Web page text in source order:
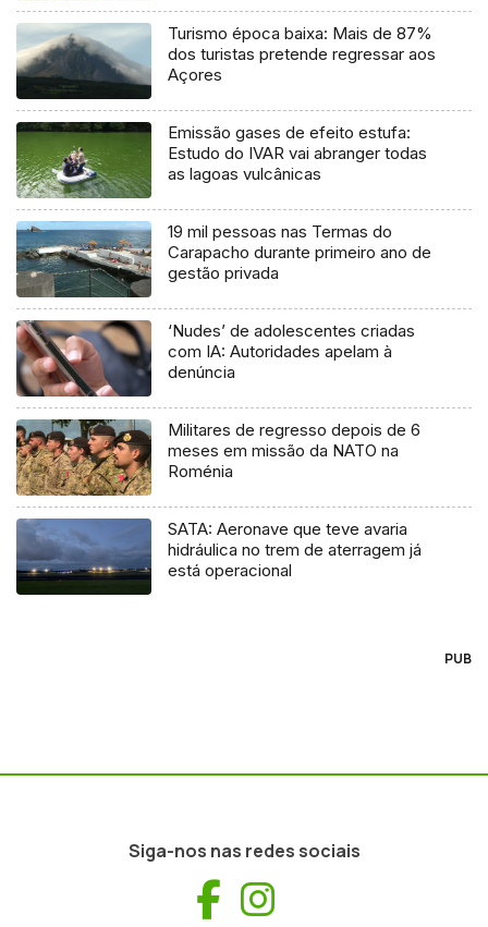
Turismo época baixa: Mais de 87%
dos turistas pretende regressar aos
Açores
Emissão gases de efeito estufa:
Estudo do IVAR vai abranger todas
as lagoas vulcânicas
19 mil pessoas nas Termas do
Carapacho durante primeiro ano de
gestão privada
‘Nudes’ de adolescentes criadas
com IA: Autoridades apelam à
denúncia
Militares de regresso depois de 6
meses em missão da NATO na
Roménia
SATA: Aeronave que teve avaria
hidráulica no trem de aterragem já
está operacional
PUB
Siga-nos nas redes sociais
Facebook